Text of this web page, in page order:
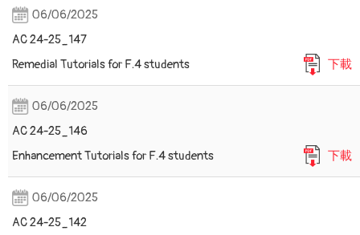
06/06/2025
AC 24-25_147
Remedial Tutorials for F.4 students
下載
06/06/2025
AC 24-25_146
Enhancement Tutorials for F.4 students
下載
06/06/2025
AC 24-25_142